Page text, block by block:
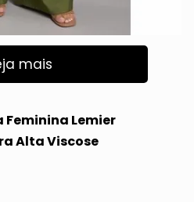
mais
Lemier
Alta Viscose